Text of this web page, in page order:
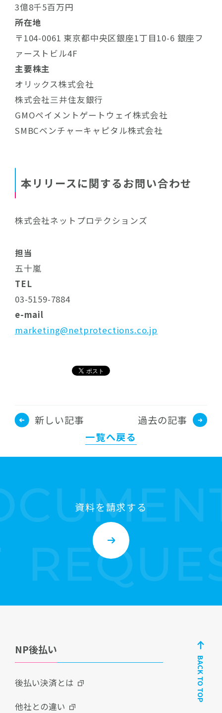
3億8千5百万円
所在地
〒104-0061 東京都中央区銀座1丁目10-6 銀座フ
ァーストビル4F
主要株主
オリックス株式会社
株式会社三井住友銀行
GMOペイメントゲートウェイ株式会社
SMBCベンチャーキャピタル株式会社
本リリースに関するお問い合わせ
株式会社ネットプロテクションズ
担当
五十嵐
TEL
03-5159-7884
e-mail
marketing@netprotections.co.jp
新しい記事
一覧へ戻る
過去の記事
資料を請求する
BACK TO TOP
NP後払い
後払い決済とは
他社との違い